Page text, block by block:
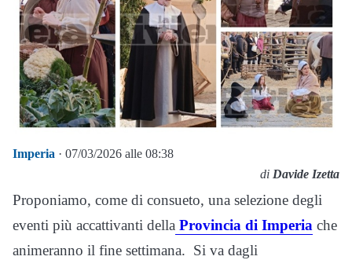
Imperia · 07/03/2026 alle 08:38
di Davide Izetta
Proponiamo, come di consueto, una selezione degli
eventi più accattivanti della Provincia di Imperia che
animeranno il fine settimana. Si va dagli